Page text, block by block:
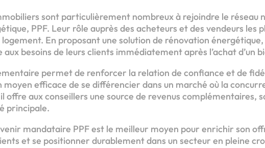
sont particulièrement nombreux à rejoindre le réseau
PPF. Leur rôle auprès des acheteurs et des vendeurs les
logement. En proposant une solution de rénovation
besoins de leurs clients immédiatement après l’achat d’un
permet de renforcer la relation de confiance et de
moyen efficace de se différencier dans un marché où la
offre aux conseillers une source de revenus complémentaires,
principale.
mandataire PPF est le meilleur moyen pour enrichir son
et se positionner durablement dans un secteur en pleine